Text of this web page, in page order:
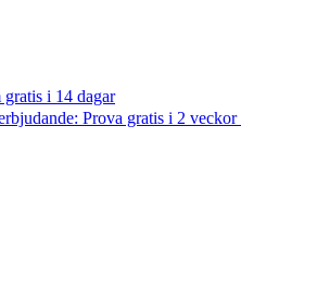
i 14 dagar
Prova gratis i 2 veckor